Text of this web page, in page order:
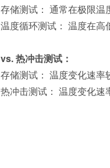
存储测试： 通常在极限温
温度循环测试： 温度在高
vs. 热冲击测试：
存储测试： 温度变化速率
热冲击测试： 温度变化速